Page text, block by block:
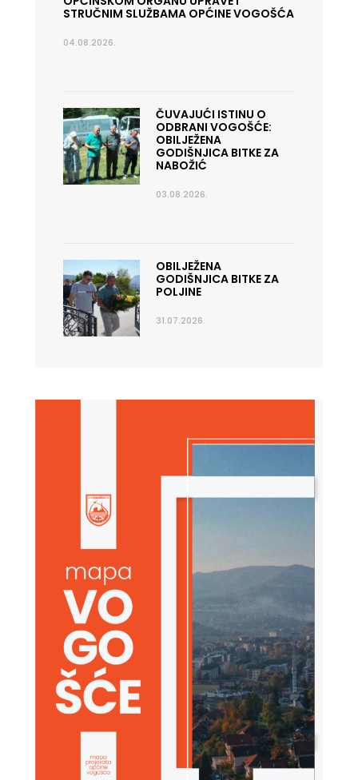
STRUČNIM SLUŽBAMA OPĆINE VOGOŠĆA
04.08.2026.
ČUVAJUĆI ISTINU O
ODBRANI VOGOŠĆE:
OBILJEŽENA
GODIŠNJICA BITKE ZA
NABOŽIĆ
03.08.2026.
OBILJEŽENA
GODIŠNJICA BITKE ZA
POLJINE
31.07.2026.